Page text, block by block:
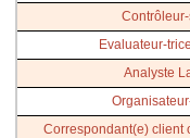
Evaluateur-
Analyste
Correspondant(e) client